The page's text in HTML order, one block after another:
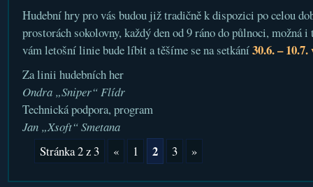
Hudební hry pro vás budou již tradičně k dispozici po celou
prostorách sokolovny, každý den od 9 ráno do půlnoci, možná
vám letošní linie bude líbit a těšíme se na setkání30.6. –
Za linii hudebních her
Ondra „Sniper“ Flídr
Technická podpora, program
Jan „Xsoft“ Smetana
Stránka 2 z 3
« 1 2 3 »